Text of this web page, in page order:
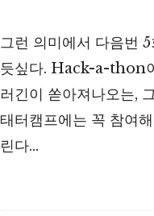
그런 의미에서 다음번
듯싶다. Hack-a-thon
러긴이 쏟아져나오는,
태터캠프에는 꼭 참여
린다…